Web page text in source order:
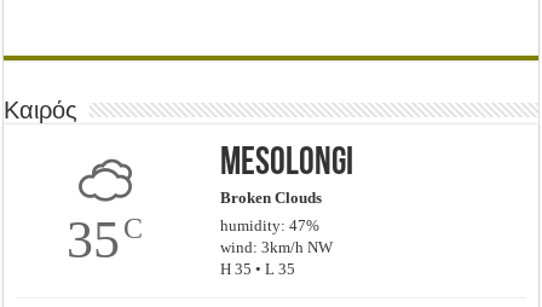
Καιρός
35C
Mesolongi
Broken Clouds
humidity: 47%
wind: 3km/h NW
H 35 • L 35